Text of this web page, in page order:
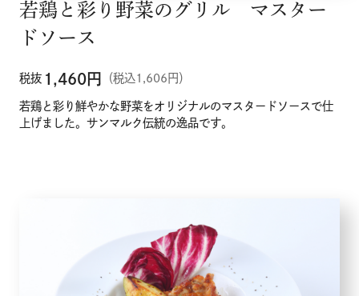
若鶏と彩り野菜のグリル マスター
ドソース
税抜 1,460円 （税込1,606円）
若鶏と彩り鮮やかな野菜をオリジナルのマスタードソースで仕
上げました。サンマルク伝統の逸品です。